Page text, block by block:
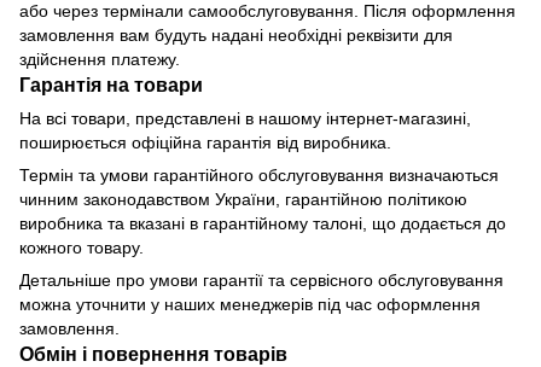
або через термінали самообслуговування. Після оформлення
замовлення вам будуть надані необхідні реквізити для
здійснення платежу.
Гарантія на товари
На всі товари, представлені в нашому інтернет-магазині,
поширюється офіційна гарантія від виробника.
Термін та умови гарантійного обслуговування визначаються
чинним законодавством України, гарантійною політикою
виробника та вказані в гарантійному талоні, що додається до
кожного товару.
Детальніше про умови гарантії та сервісного обслуговування
можна уточнити у наших менеджерів під час оформлення
замовлення.
Обмін і повернення товарів